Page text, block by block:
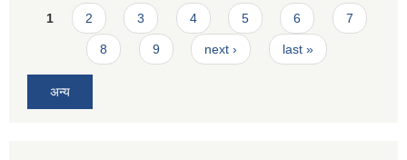
Pages
1 2 3 4 5 6 7
8 9 next › last »
अन्य